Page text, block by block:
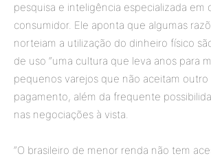
pesquisa e inteligência especializada em
consumidor. Ele aponta que algumas
norteiam a utilização do dinheiro físico
de uso “uma cultura que leva anos para
pequenos varejos que não aceitam
pagamento, além da frequente
nas negociações à vista.
“O brasileiro de menor renda não tem